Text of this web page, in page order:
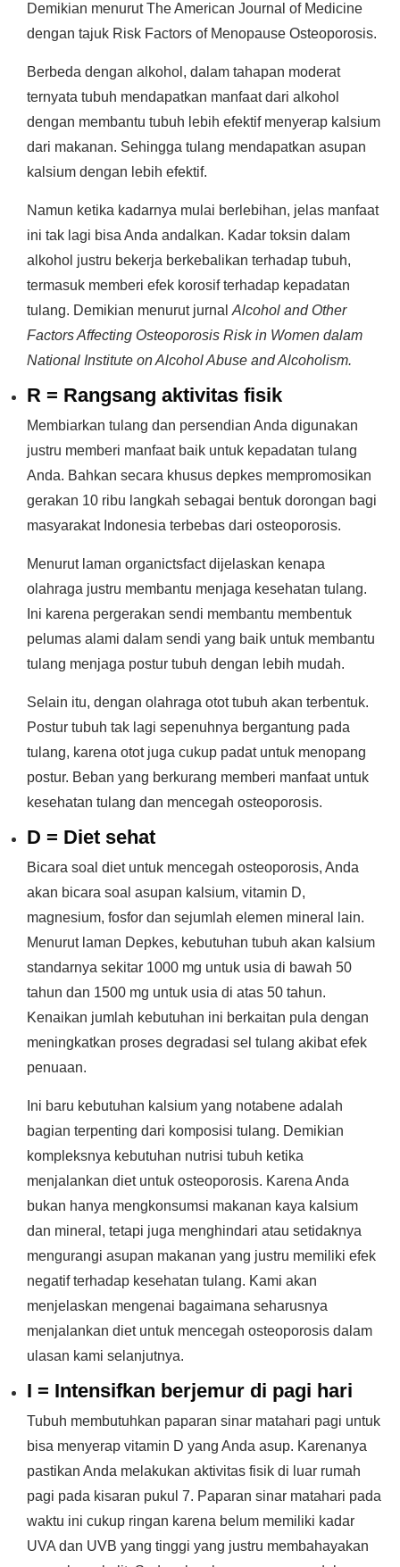
Demikian menurut The American Journal of Medicine
dengan tajuk Risk Factors of Menopause Osteoporosis.
Berbeda dengan alkohol, dalam tahapan moderat
ternyata tubuh mendapatkan manfaat dari alkohol
dengan membantu tubuh lebih efektif menyerap kalsium
dari makanan. Sehingga tulang mendapatkan asupan
kalsium dengan lebih efektif.
Namun ketika kadarnya mulai berlebihan, jelas manfaat
ini tak lagi bisa Anda andalkan. Kadar toksin dalam
alkohol justru bekerja berkebalikan terhadap tubuh,
termasuk memberi efek korosif terhadap kepadatan
tulang. Demikian menurut jurnal Alcohol and Other
Factors Affecting Osteoporosis Risk in Women dalam
National Institute on Alcohol Abuse and Alcoholism.
R = Rangsang aktivitas fisik
Membiarkan tulang dan persendian Anda digunakan
justru memberi manfaat baik untuk kepadatan tulang
Anda. Bahkan secara khusus depkes mempromosikan
gerakan 10 ribu langkah sebagai bentuk dorongan bagi
masyarakat Indonesia terbebas dari osteoporosis.
Menurut laman organictsfact dijelaskan kenapa
olahraga justru membantu menjaga kesehatan tulang.
Ini karena pergerakan sendi membantu membentuk
pelumas alami dalam sendi yang baik untuk membantu
tulang menjaga postur tubuh dengan lebih mudah.
Selain itu, dengan olahraga otot tubuh akan terbentuk.
Postur tubuh tak lagi sepenuhnya bergantung pada
tulang, karena otot juga cukup padat untuk menopang
postur. Beban yang berkurang memberi manfaat untuk
kesehatan tulang dan mencegah osteoporosis.
D = Diet sehat
Bicara soal diet untuk mencegah osteoporosis, Anda
akan bicara soal asupan kalsium, vitamin D,
magnesium, fosfor dan sejumlah elemen mineral lain.
Menurut laman Depkes, kebutuhan tubuh akan kalsium
standarnya sekitar 1000 mg untuk usia di bawah 50
tahun dan 1500 mg untuk usia di atas 50 tahun.
Kenaikan jumlah kebutuhan ini berkaitan pula dengan
meningkatkan proses degradasi sel tulang akibat efek
penuaan.
Ini baru kebutuhan kalsium yang notabene adalah
bagian terpenting dari komposisi tulang. Demikian
kompleksnya kebutuhan nutrisi tubuh ketika
menjalankan diet untuk osteoporosis. Karena Anda
bukan hanya mengkonsumsi makanan kaya kalsium
dan mineral, tetapi juga menghindari atau setidaknya
mengurangi asupan makanan yang justru memiliki efek
negatif terhadap kesehatan tulang. Kami akan
menjelaskan mengenai bagaimana seharusnya
menjalankan diet untuk mencegah osteoporosis dalam
ulasan kami selanjutnya.
I = Intensifkan berjemur di pagi hari
Tubuh membutuhkan paparan sinar matahari pagi untuk
bisa menyerap vitamin D yang Anda asup. Karenanya
pastikan Anda melakukan aktivitas fisik di luar rumah
pagi pada kisaran pukul 7. Paparan sinar matahari pada
waktu ini cukup ringan karena belum memiliki kadar
UVA dan UVB yang tinggi yang justru membahayakan